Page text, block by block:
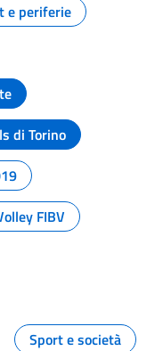
e periferie
di Torino
FIBV
Sport e società